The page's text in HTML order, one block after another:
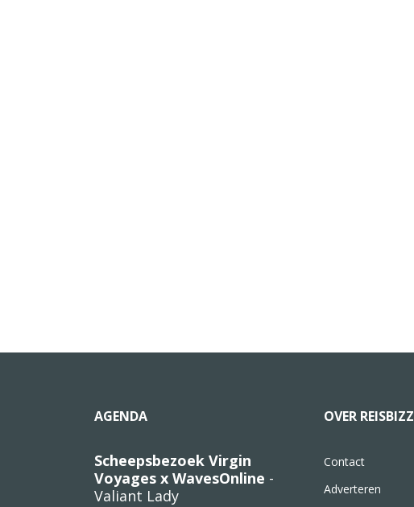
AGENDA
Scheepsbezoek Virgin
Voyages x WavesOnline -
Valiant Lady
OVER REISBIZZ
Contact
Adverteren